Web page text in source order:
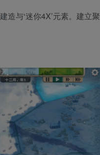
与‘迷你4X’元素。建立聚